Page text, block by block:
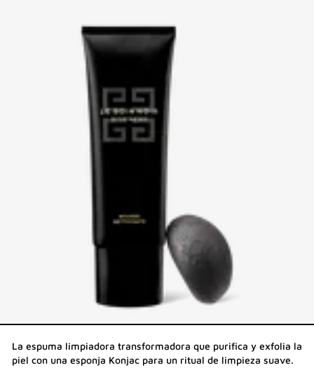
La espuma limpiadora transformadora que purifica y exfolia la
piel con una esponja Konjac para un ritual de limpieza suave.